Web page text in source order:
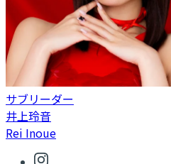
サブリーダー
井上玲音
Rei Inoue